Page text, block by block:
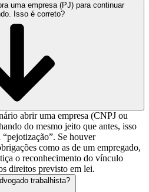
uma empresa (PJ) para continuar
Isso é correto?
abrir uma empresa (CNPJ ou
do mesmo jeito que antes, isso
Se houver
como as de um empregado,
o reconhecimento do vínculo
direitos previsto em lei.
trabalhista?